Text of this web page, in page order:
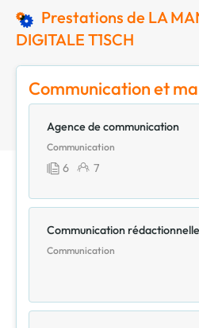
Prestations de LA
DIGITALE T1SCH
Communication et
Agence de communication
Communication
6 7
Communication rédactionnelle
Communication